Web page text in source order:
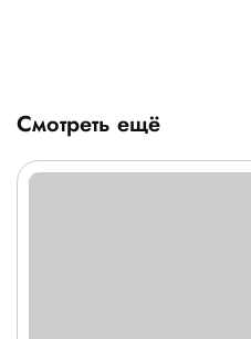
Смотреть ещё